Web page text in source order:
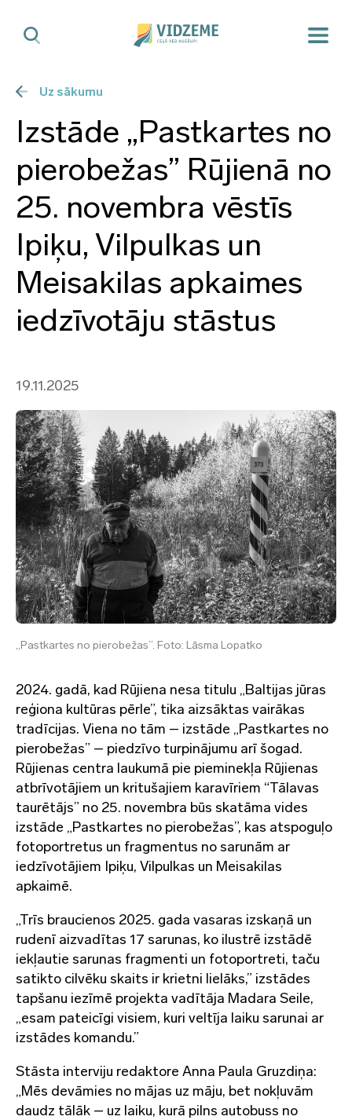
Uz sākumu
Izstāde „Pastkartes no
pierobežas” Rūjienā no
25. novembra vēstīs
Ipiķu, Vilpulkas un
Meisakilas apkaimes
iedzīvotāju stāstus
19.11.2025
„Pastkartes no pierobežas”. Foto: Lāsma Lopatko
2024. gadā, kad Rūjiena nesa titulu „Baltijas jūras
reģiona kultūras pērle”, tika aizsāktas vairākas
tradīcijas. Viena no tām – izstāde „Pastkartes no
pierobežas” – piedzīvo turpinājumu arī šogad.
Rūjienas centra laukumā pie pieminekļa Rūjienas
atbrīvotājiem un kritušajiem karavīriem “Tālavas
taurētājs” no 25. novembra būs skatāma vides
izstāde „Pastkartes no pierobežas”, kas atspoguļo
fotoportretus un fragmentus no sarunām ar
iedzīvotājiem Ipiķu, Vilpulkas un Meisakilas
apkaimē.
„Trīs braucienos 2025. gada vasaras izskaņā un
rudenī aizvadītas 17 sarunas, ko ilustrē izstādē
iekļautie sarunas fragmenti un fotoportreti, taču
satikto cilvēku skaits ir krietni lielāks,” izstādes
tapšanu iezīmē projekta vadītāja Madara Seile,
„esam pateicīgi visiem, kuri veltīja laiku sarunai ar
izstādes komandu.”
Stāsta interviju redaktore Anna Paula Gruzdiņa:
„Mēs devāmies no mājas uz māju, bet nokļuvām
daudz tālāk – uz laiku, kurā pilns autobuss no